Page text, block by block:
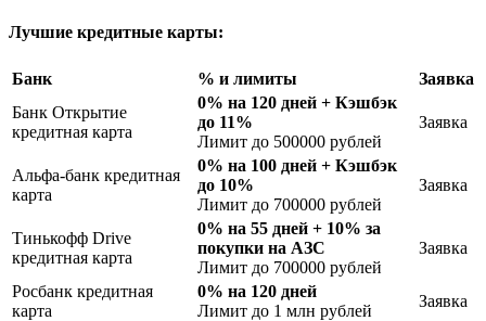
Лучшие кредитные карты:
Банк % и лимиты
Заявка
Банк Открытие
кредитная карта
0% на 120 дней + Кэшбэк
до 11%
Лимит до 500000 рублей
Заявка
Альфа-банк кредитная
карта
0% на 100 дней + Кэшбэк
до 10%
Лимит до 700000 рублей
Заявка
Тинькофф Drive
кредитная карта
0% на 55 дней + 10% за
покупки на АЗС
Лимит до 700000 рублей
Заявка
Росбанк кредитная
карта
0% на 120 дней
Лимит до 1 млн рублей
Заявка